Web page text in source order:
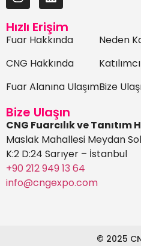
Hızlı Erişim
Fuar Hakkında
CNG Hakkında
Fuar Alanına Ulaşım
Neden
Bize
Bize Ulaşın
CNG Fuarcılık ve Tanıtım
Maslak Mahallesi Meydan
K:2 D:24 Sarıyer – İstanbul
+90 212 949 13 64
info@cngexpo.com
© 2025